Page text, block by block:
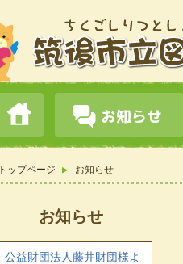
トップページ お知らせ
お知らせ
公益財団法人藤井財団様よ